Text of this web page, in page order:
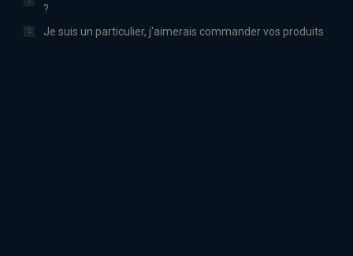
?
Je suis un particulier, j'aimerais commander vos produits